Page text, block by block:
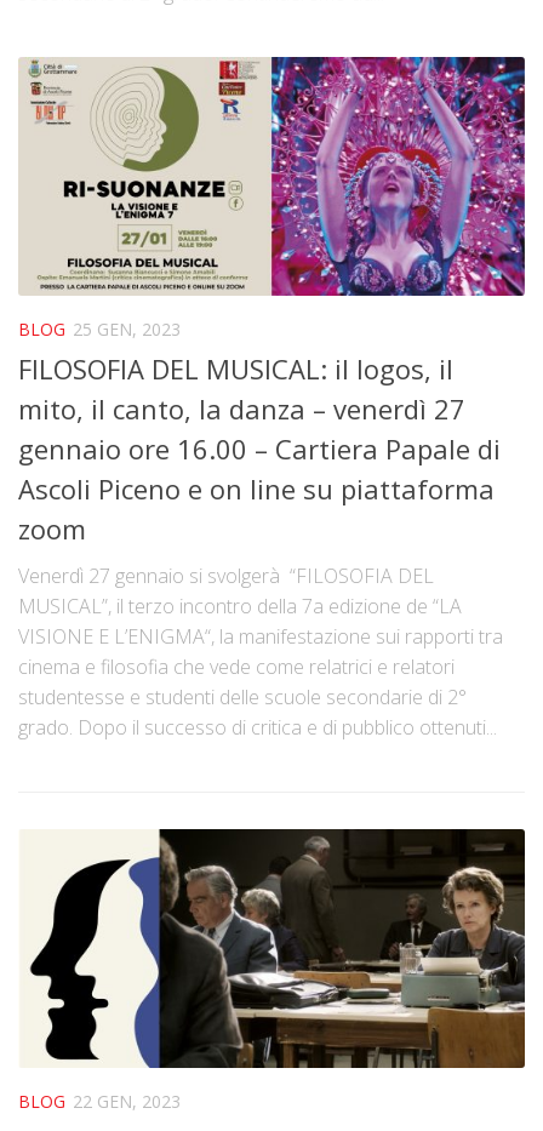
BLOG 25 GEN, 2023
FILOSOFIA DEL MUSICAL: il logos, il
mito, il canto, la danza – venerdì 27
gennaio ore 16.00 – Cartiera Papale di
Ascoli Piceno e on line su piattaforma
zoom
Venerdì 27 gennaio si svolgerà “FILOSOFIA DEL
MUSICAL”, il terzo incontro della 7a edizione de “LA
VISIONE E L’ENIGMA“, la manifestazione sui rapporti tra
cinema e filosofia che vede come relatrici e relatori
studentesse e studenti delle scuole secondarie di 2°
grado. Dopo il successo di critica e di pubblico ottenuti...
BLOG 22 GEN, 2023